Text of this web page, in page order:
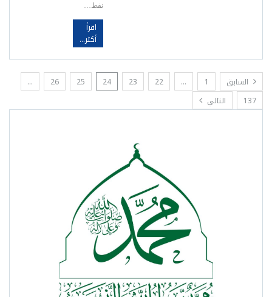
نفط…
اقرأ
أكثر...
السابق 1
…
22
23
24
25
26
…
137
التالي